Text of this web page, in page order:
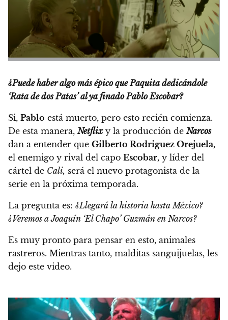
¿Puede haber algo más épico que Paquita dedicándole
‘Rata de dos Patas’ al ya finado Pablo Escobar?
Si, Pablo está muerto, pero esto recién comienza.
De esta manera, Netflixy la producción de Narcos
dan a entender que Gilberto Rodriguez Orejuela,
el enemigo y rival del capo Escobar, y líder del
cártel de Cali, será el nuevo protagonista de la
serie en la próxima temporada.
La pregunta es: ¿Llegará la historia hasta México?
¿Veremos a Joaquín ‘El Chapo’ Guzmán en Narcos?
Es muy pronto para pensar en esto, animales
rastreros. Mientras tanto, malditas sanguijuelas, les
dejo este video.